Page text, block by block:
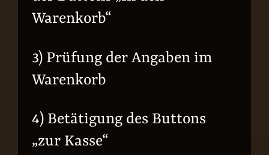
Warenkorb“
3) Prüfung der Angaben im
Warenkorb
4) Betätigung des Buttons
„zur Kasse“